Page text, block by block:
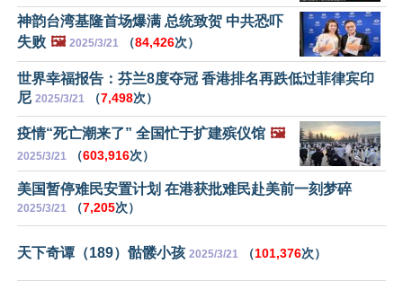
神韵台湾基隆首场爆满 总统致贺 中共恐吓
失败 🖼️ 2025/3/21 （84,426次）
世界幸福报告：芬兰8度夺冠 香港排名再跌低过菲律宾印
尼 2025/3/21 （7,498次）
疫情“死亡潮来了” 全国忙于扩建殡仪馆 🖼️
2025/3/21 （603,916次）
美国暂停难民安置计划 在港获批难民赴美前一刻梦碎
2025/3/21 （7,205次）
天下奇谭（189）骷髅小孩 2025/3/21 （101,376次）